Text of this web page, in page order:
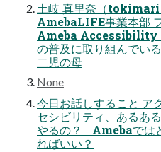
土岐 真里奈（tokimari
AmebaLIFE事業本部
Ameba Accessibility
の普及に取り組んでい
二児の母
None
今日お話しすること ア
セシビリティ、あるあ
やるの？ Amebaでは
ればいい？